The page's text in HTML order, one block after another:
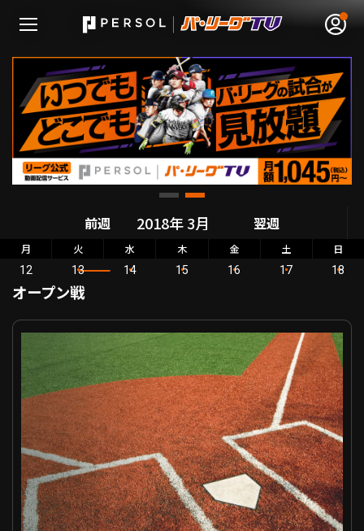
無料アカウント登録 ログイン
HOME
日程･結果
順位表･成績
1軍公式戦
ファーム東地区
ファーム中地区
ファーム西地区
交流戦
選手名鑑
選手名鑑トップ
北海道日本ハムファイターズ
東北楽天ゴールデンイーグルス
埼玉西武ライオンズ
千葉ロッテマリーンズ
オリックス・バファローズ
福岡ソフトバンクホークス
ニュース
設定
前週 翌週
月 火 水 木 金 土 日
12 13 14 15 16 17 18
オープン戦
オープン戦 広島 VS 北海道日本ハム